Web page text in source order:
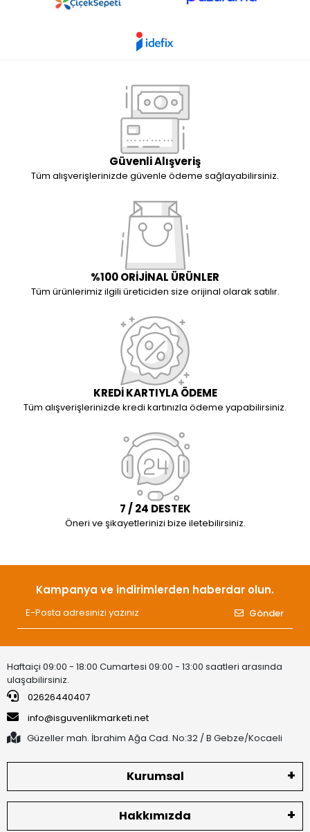
Güvenli Alışveriş
Tüm alışverişlerinizde güvenle ödeme sağlayabilirsiniz.
%100 ORİJİNAL ÜRÜNLER
Tüm ürünlerimiz ilgili üreticiden size orijinal olarak satılır.
KREDİ KARTIYLA ÖDEME
Tüm alışverişlerinizde kredi kartınızla ödeme yapabilirsiniz.
7 / 24 DESTEK
Öneri ve şikayetlerinizi bize iletebilirsiniz.
Kampanya ve indirimlerden haberdar olun.
Gönder
Haftaiçi 09:00 - 18:00 Cumartesi 09:00 - 13:00 saatleri arasında
ulaşabilirsiniz.
02626440407
info@isguvenlikmarketi.net
Güzeller mah. İbrahim Ağa Cad. No:32 / B Gebze/Kocaeli
Kurumsal
Hakkımızda